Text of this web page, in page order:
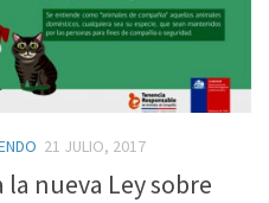
21 JULIO, 2017
nueva Ley sobre